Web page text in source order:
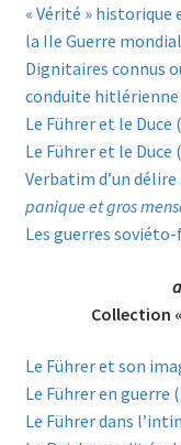
« Vérité » historique
la IIe Guerre
Dignitaires connus
conduite hitlérienne
Le Führer et le Duce
Le Führer et le Duce
Verbatim d’un
panique et gros
Les guerres
Collection
Le Führer et son
Le Führer en guerre
Le Führer dans